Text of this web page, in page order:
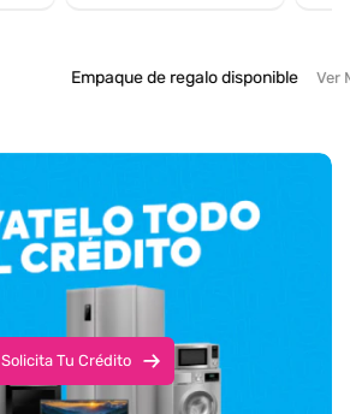
Empaque de regalo disponible Ver Más
Solicita Tu Crédito